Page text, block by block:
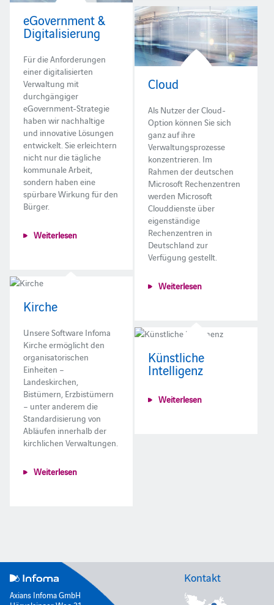
eGovernment &
Digitalisierung
Für die Anforderungen
einer digitalisierten
Verwaltung mit
durchgängiger
eGovernment-Strategie
haben wir nachhaltige
und innovative Lösungen
entwickelt. Sie erleichtern
nicht nur die tägliche
kommunale Arbeit,
sondern haben eine
spürbare Wirkung für den
Bürger.
Weiterlesen
Cloud
Als Nutzer der Cloud-
Option können Sie sich
ganz auf ihre
Verwaltungsprozesse
konzentrieren. Im
Rahmen der deutschen
Microsoft Rechenzentren
werden Microsoft
Clouddienste über
eigenständige
Rechenzentren in
Deutschland zur
Verfügung gestellt.
Weiterlesen
Kirche
Unsere Software Infoma
Kirche ermöglicht den
organisatorischen
Einheiten –
Landeskirchen,
Bistümern, Erzbistümern
– unter anderem die
Standardisierung von
Abläufen innerhalb der
kirchlichen Verwaltungen.
Weiterlesen
Künstliche
Intelligenz
Weiterlesen
Axians Infoma GmbH
Kontakt